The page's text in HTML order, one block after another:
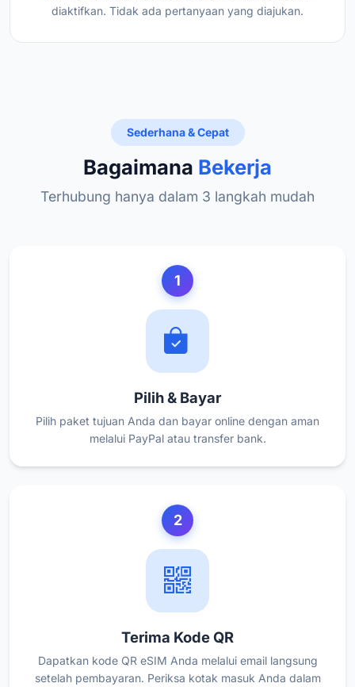
diaktifkan. Tidak ada pertanyaan yang diajukan.
Sederhana & Cepat
Bagaimana Bekerja
Terhubung hanya dalam 3 langkah mudah
1
Pilih & Bayar
Pilih paket tujuan Anda dan bayar online dengan aman
melalui PayPal atau transfer bank.
2
Terima Kode QR
Dapatkan kode QR eSIM Anda melalui email langsung
setelah pembayaran. Periksa kotak masuk Anda dalam